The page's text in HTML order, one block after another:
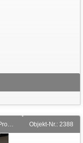
Objekt-Nr.: 2388